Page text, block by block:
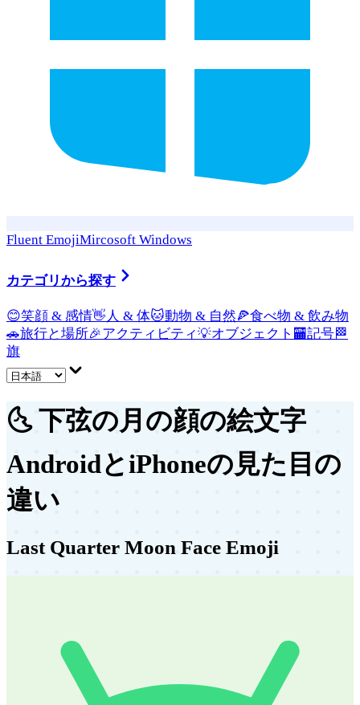
Fluent EmojiMircosoft Windows
カテゴリから探す
😊笑顔 & 感情👋 人 & 体🐱動物 & 自然🍕食べ物 & 飲み物
🚗旅行と場所🎉アクティビティ💡オブジェクト 🏧記号🏁
旗
🌜 下弦の月の顔の絵文字
AndroidとiPhoneの見た目の
違い
Last Quarter Moon Face Emoji